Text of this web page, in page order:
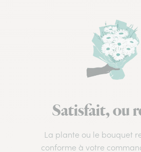
Satisfait, ou
La plante ou le bouquet
conforme à votre